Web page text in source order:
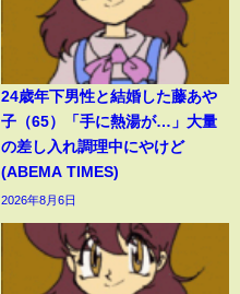
24歳年下男性と結婚した藤あや
子（65）「手に熱湯が…」大量
の差し入れ調理中にやけど
(ABEMA TIMES)
2026年8月6日